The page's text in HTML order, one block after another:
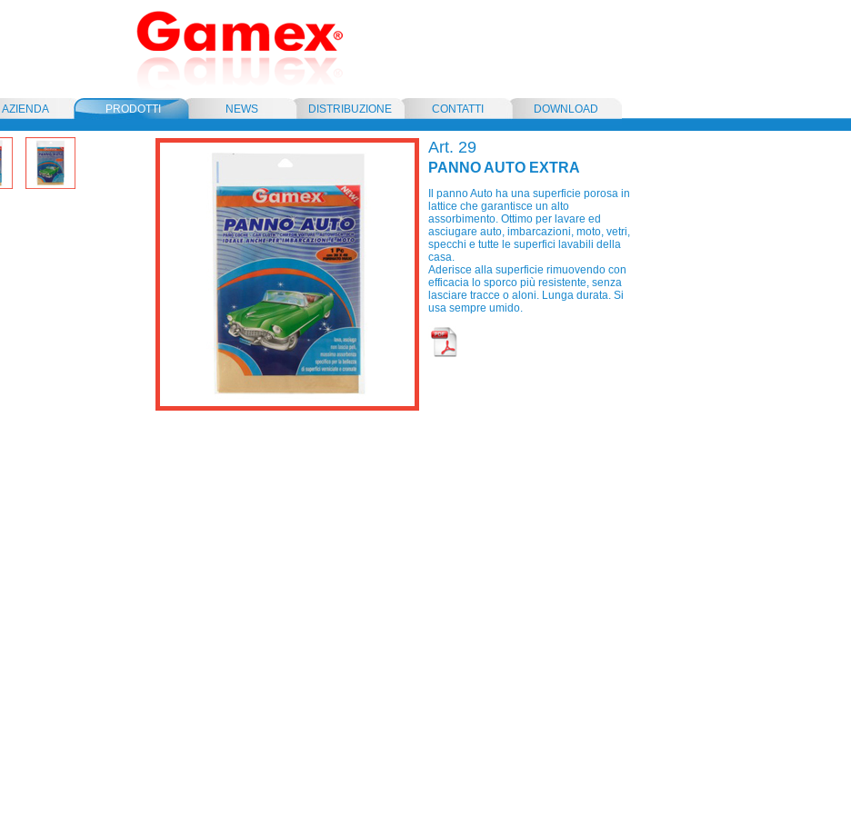
AZIENDA PRODOTTI NEWS DISTRIBUZIONE CONTATTI DOWNLOAD
Art. 29
PANNO AUTO EXTRA
Il panno Auto ha una superficie porosa in
lattice che garantisce un alto
assorbimento. Ottimo per lavare ed
asciugare auto, imbarcazioni, moto, vetri,
specchi e tutte le superfici lavabili della
casa.
Aderisce alla superficie rimuovendo con
efficacia lo sporco più resistente, senza
lasciare tracce o aloni. Lunga durata. Si
usa sempre umido.